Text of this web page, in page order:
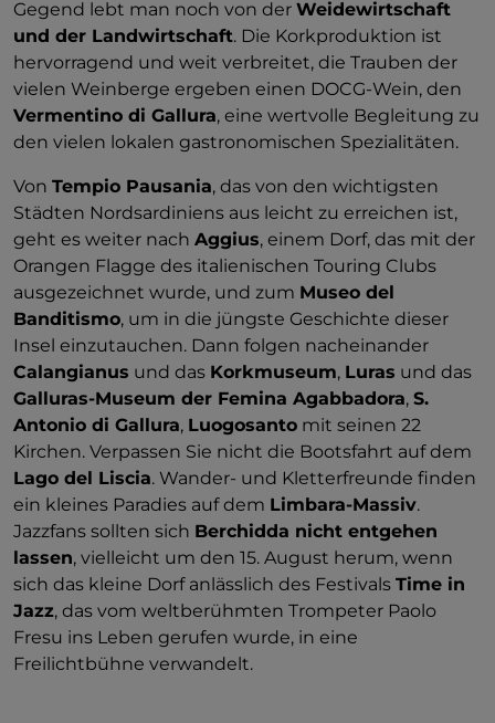
Gegend lebt man noch von der Weidewirtschaft
und der Landwirtschaft. Die Korkproduktion ist
hervorragend und weit verbreitet, die Trauben der
vielen Weinberge ergeben einen DOCG-Wein, den
Vermentino di Gallura, eine wertvolle Begleitung zu
den vielen lokalen gastronomischen Spezialitäten.
Von Tempio Pausania, das von den wichtigsten
Städten Nordsardiniens aus leicht zu erreichen ist,
geht es weiter nach Aggius, einem Dorf, das mit der
Orangen Flagge des italienischen Touring Clubs
ausgezeichnet wurde, und zum Museo del
Banditismo, um in die jüngste Geschichte dieser
Insel einzutauchen. Dann folgen nacheinander
Calangianus und das Korkmuseum, Luras und das
Galluras-Museum der Femina Agabbadora, S.
Antonio di Gallura, Luogosanto mit seinen 22
Kirchen. Verpassen Sie nicht die Bootsfahrt auf dem
Lago del Liscia. Wander- und Kletterfreunde finden
ein kleines Paradies auf dem Limbara-Massiv.
Jazzfans sollten sich Berchidda nicht entgehen
lassen, vielleicht um den 15. August herum, wenn
sich das kleine Dorf anlässlich des Festivals Time in
Jazz, das vom weltberühmten Trompeter Paolo
Fresu ins Leben gerufen wurde, in eine
Freilichtbühne verwandelt.